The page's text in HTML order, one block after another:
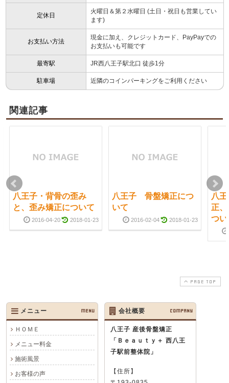
定休日
火曜日＆第２水曜日 (土日・祝日も営業してい
ます)
お支払い方法
現金に加え、クレジットカード、PayPayでの
お支払いも可能です
最寄駅 JR西八王子駅北口 徒歩1分
駐車場 近隣のコインパーキングをご利用ください
関連記事
八王子・背骨の歪み
と、歪み矯正について
2016-04-20 2018-01-23
八王子 骨盤矯正につ
いて
2016-02-04 2018-01-23
八
正
つい
PAGE TOP
メニュー MENU
ＨＯＭＥ
メニュー料金
施術風景
お客様の声
会社概要 COMPANY
八王子 産後骨盤矯正
「Ｂｅａｕｔｙ＋ 西八王
子駅前整体院」
【住所】